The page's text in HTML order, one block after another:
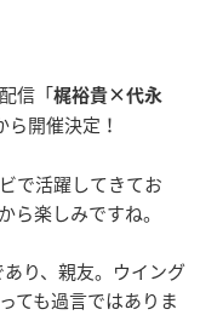
信「梶裕貴×代永
ら開催決定！
で活躍してきてお
ら楽しみですね。
り、親友。ウイング
ても過言ではありま